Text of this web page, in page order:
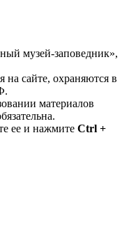
музей-заповедник»,
на сайте, охраняются в
материалов
ее и нажмите Ctrl +